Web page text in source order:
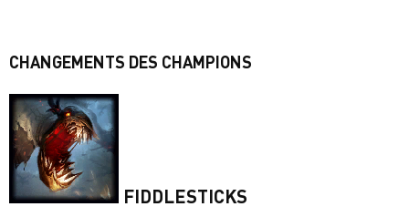
CHANGEMENTS DES CHAMPIONS
FIDDLESTICKS